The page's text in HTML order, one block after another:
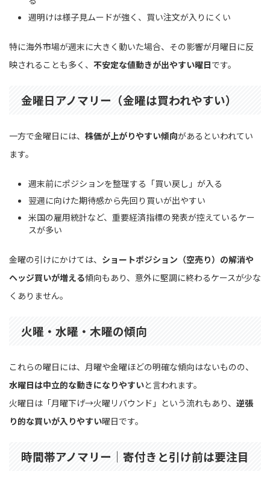
週明けは様子見ムードが強く、買い注文が入りにくい
特に海外市場が週末に大きく動いた場合、その影響が月曜日に反
映されることも多く、 不安定な値動きが出やすい曜日です。
金曜日アノマリー（金曜は買われやすい）
一方で金曜日には、 株価が上がりやすい傾向があるといわれてい
ます。
週末前にポジションを整理する「買い戻し」が入る
翌週に向けた期待感から先回り買いが出やすい
米国の雇用統計など、重要経済指標の発表が控えているケー
スが多い
金曜の引けにかけては、 ショートポジション（空売り）の解消や
ヘッジ買いが増える傾向もあり、意外に堅調に終わるケースが少な
くありません。
火曜・水曜・木曜の傾向
これらの曜日には、月曜や金曜ほどの明確な傾向はないものの、
水曜日は中立的な動きになりやすいと言われます。
火曜日は「月曜下げ→火曜リバウンド」という流れもあり、 逆張
り的な買いが入りやすい曜日です。
時間帯アノマリー｜寄付きと引け前は要注目